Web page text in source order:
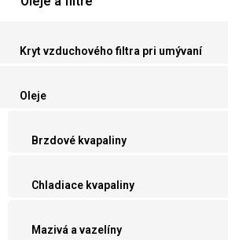
Kryt vzduchového filtra pri umývaní
Oleje
Brzdové kvapaliny
Chladiace kvapaliny
Mazivá a vazelíny